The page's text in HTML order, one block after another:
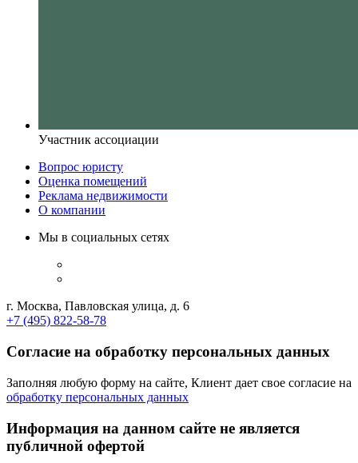
Участник ассоциации
Вопрос юристу
Оценка помещений
Реклама недвижимости
О компании
Мы в социальных сетях
г. Москва, Павловская улица, д. 6
+7 (495) 822-58-78
Согласие на обработку персональных данных
Заполняя любую форму на сайте, Клиент дает свое согласие на
обработку персональных данных
Информация на данном сайте не является
публичной офертой